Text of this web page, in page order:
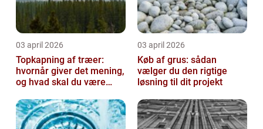
03 april 2026
Topkapning af træer:
hvornår giver det mening,
og hvad skal du være
03 april 2026
Køb af grus: sådan
vælger du den rigtige
løsning til dit projekt